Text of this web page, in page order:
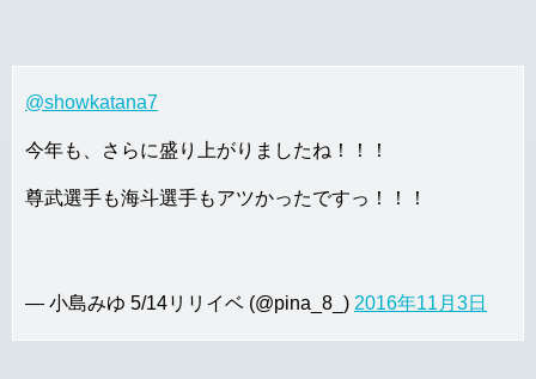
@showkatana7
今年も、さらに盛り上がりましたね！！！
尊武選手も海斗選手もアツかったですっ！！！
— 小島みゆ 5/14リリイベ (@pina_8_) 2016年11月3日